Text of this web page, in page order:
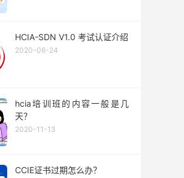
HCIA-SDN V1.0 考试认证介绍
2020-06-24
hcia培训班的内容一般是几
天？
2020-11-13
CCIE证书过期怎么办？